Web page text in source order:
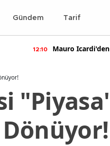
Gündem Tarif
11:55
Bennu Gerede